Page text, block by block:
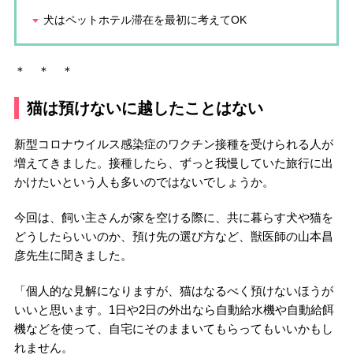
犬はペットホテル滞在を最初に考えてOK
＊ ＊ ＊
猫は預けないに越したことはない
新型コロナウイルス感染症のワクチン接種を受けられる人が
増えてきました。接種したら、ずっと我慢していた旅行に出
かけたいという人も多いのではないでしょうか。
今回は、飼い主さんが家を空ける際に、共に暮らす犬や猫を
どうしたらいいのか、預け先の選び方など、獣医師の山本昌
彦先生に聞きました。
「個人的な見解になりますが、猫はなるべく預けないほうが
いいと思います。1日や2日の外出なら自動給水機や自動給餌
機などを使って、自宅にそのままいてもらってもいいかもし
れません。